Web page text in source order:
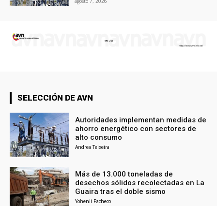
SELECCIÓN DE AVN
Autoridades implementan medidas de
ahorro energético con sectores de
alto consumo
Andrea Teixeira
Más de 13.000 toneladas de
desechos sólidos recolectadas en La
Guaira tras el doble sismo
Yohenli Pacheco